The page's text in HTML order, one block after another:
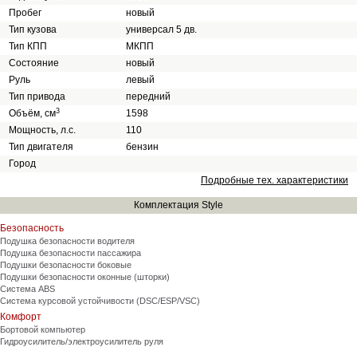
Пробег
новый
Тип кузова
универсал 5 дв.
Тип КПП
МКПП
Состояние
новый
Руль
левый
Тип привода
передний
Объём, см3
1598
Мощность, л.с.
110
Тип двигателя
бензин
Город
Подробные тех. характеристики
Комплектация Style
Безопасность
Подушка безопасности водителя
Подушка безопасности пассажира
Подушки безопасности боковые
Подушки безопасности оконные (шторки)
Система ABS
Система курсовой устойчивости (DSC/ESP/VSC)
Комфорт
Бортовой компьютер
Гидроусилитель/электроусилитель руля